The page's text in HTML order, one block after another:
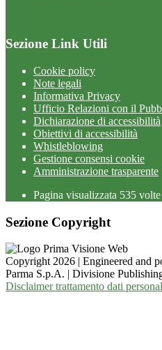
Sezione Link Utili
Cookie policy
Note legali
Informativa Privacy
Ufficio Relazioni con il
Dichiarazione di accessibilità
Obiettivi di accessibilità
Whistleblowing
Gestione consensi cookie
Amministrazione trasparente
Pagina visualizzata 535 volte
Sezione Copyright
Copyright 2026 | Engineered and
Parma S.p.A. | Divisione
Disclaimer trattamento dati